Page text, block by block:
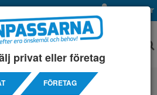
Mina sidor
/ KANGOO
privat eller företag
FÖRETAG